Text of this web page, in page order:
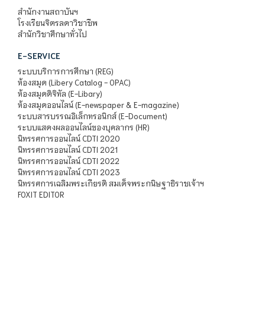
สำนักงานสถาบันฯ
โรงเรียนจิตรลดาวิชาชีพ
สำนักวิชาศึกษาทั่วไป
E-SERVICE
ระบบบริการการศึกษา (REG)
ห้องสมุด (Libery Catalog - OPAC)
ห้องสมุดดิจิทัล (E-Libary)
ห้องสมุดออนไลน์ (E-newspaper & E-magazine)
ระบบสารบรรณอิเล็กทรอนิกส์ (E-Document)
ระบบแสดงผลออนไลน์ของบุคลากร (HR)
นิทรรศการออนไลน์ CDTI 2020
นิทรรศการออนไลน์ CDTI 2021
นิทรรศการออนไลน์ CDTI 2022
นิทรรศการออนไลน์ CDTI 2023
นิทรรศการเฉลิมพระเกียรติ สมเด็จพระกนิษฐาธิราชเจ้าฯ
FOXIT EDITOR